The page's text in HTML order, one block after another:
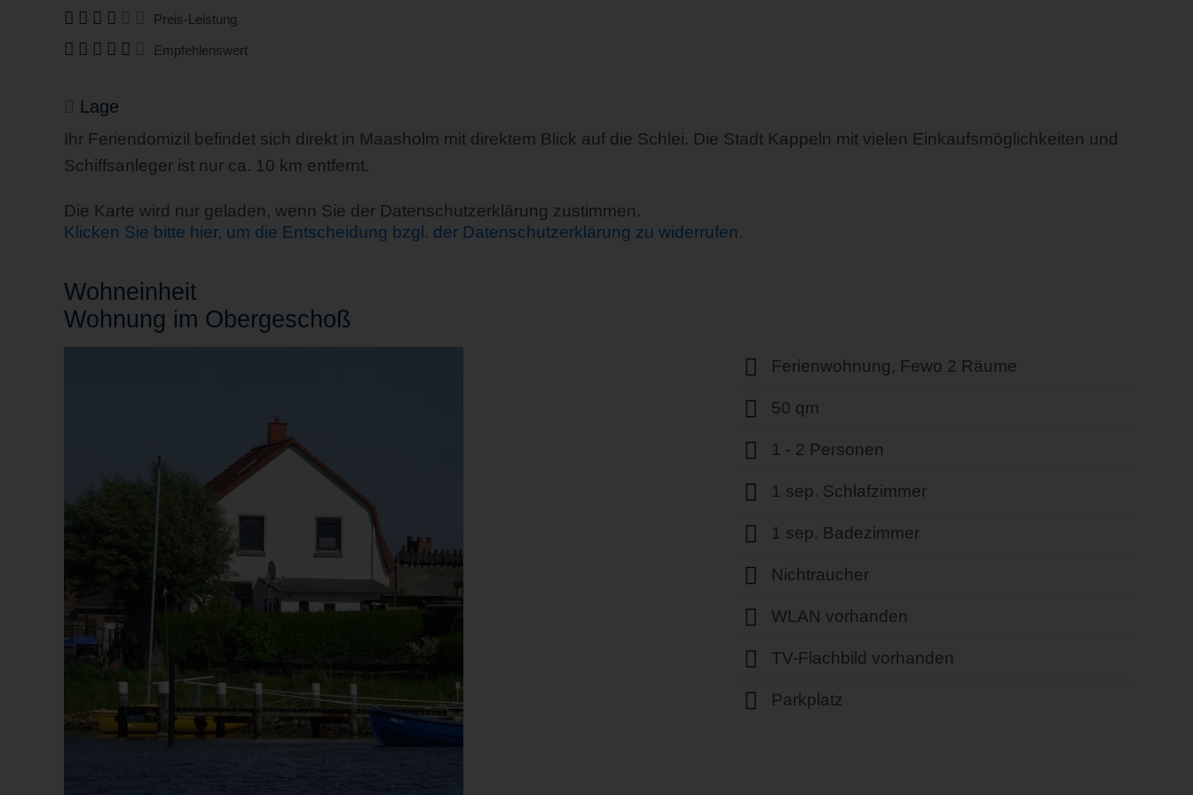
Preis-Leistung
Empfehlenswert
Lage
Ihr Feriendomizil befindet sich direkt in Maasholm mit direktem Blick auf die Schlei. Die Stadt Kappeln mit vielen Einkaufsmöglichkeiten und
Schiffsanleger ist nur ca. 10 km entfernt.
Die Karte wird nur geladen, wenn Sie der Datenschutzerklärung zustimmen.
Klicken Sie bitte hier, um die Entscheidung bzgl. der Datenschutzerklärung zu widerrufen.
Wohneinheit
Wohnung im Obergeschoß
Ferienwohnung, Fewo 2 Räume
50 qm
1 - 2 Personen
1 sep. Schlafzimmer
1 sep. Badezimmer
Nichtraucher
WLAN vorhanden
TV-Flachbild vorhanden
Parkplatz